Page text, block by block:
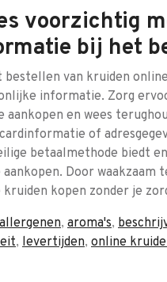
voorzichtig
bij het
bestellen van kruiden
informatie. Zorg
aankopen en wees
of
betaalmethode biedt
Door waakzaam
kopen zonder je
allergenen, aroma's,
, levertijden, online